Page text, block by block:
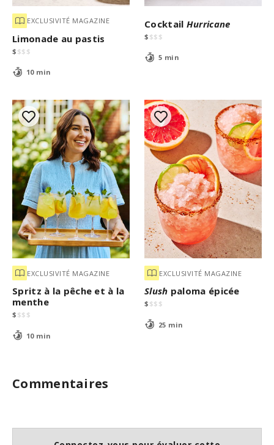
EXCLUSIVITÉ MAGAZINE
Limonade au pastis
$ $$ $
10 min
Cocktail Hurricane
$ $$ $
5 min
EXCLUSIVITÉ MAGAZINE
Spritz à la pêche et à la
menthe
$ $$ $
10 min
EXCLUSIVITÉ MAGAZINE
Slush paloma épicée
$ $$ $
25 min
Commentaires